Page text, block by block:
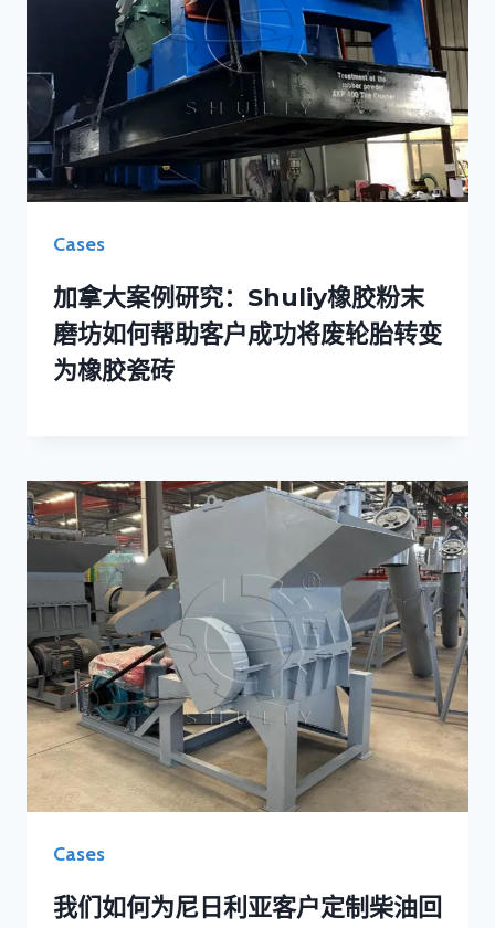
Cases
加拿大案例研究：Shuliy橡胶粉末
磨坊如何帮助客户成功将废轮胎转变
为橡胶瓷砖
Cases
我们如何为尼日利亚客户定制柴油回